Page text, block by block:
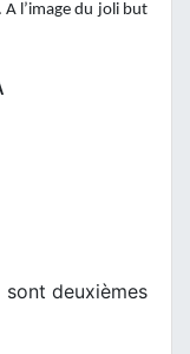
l’image du joli but
deuxièmes